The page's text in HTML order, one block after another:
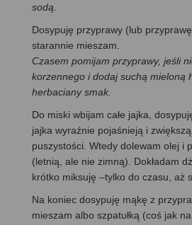
sodą.
Dosypuję przyprawy (lub
starannie mieszam.
Czasem pomijam przyprawy, jeśli
korzennego i dodaj suchą mieloną
herbaciany smak.
Do miski wbijam całe jajka,
jajka wyraźnie pojaśnieją i
puszystości. Wtedy dolewam olej i
(letnią, ale nie zimną). Dokładam
krótko miksuję –tylko do czasu, aż
Na koniec dosypuję mąkę z
mieszam albo szpatułką (coś jak